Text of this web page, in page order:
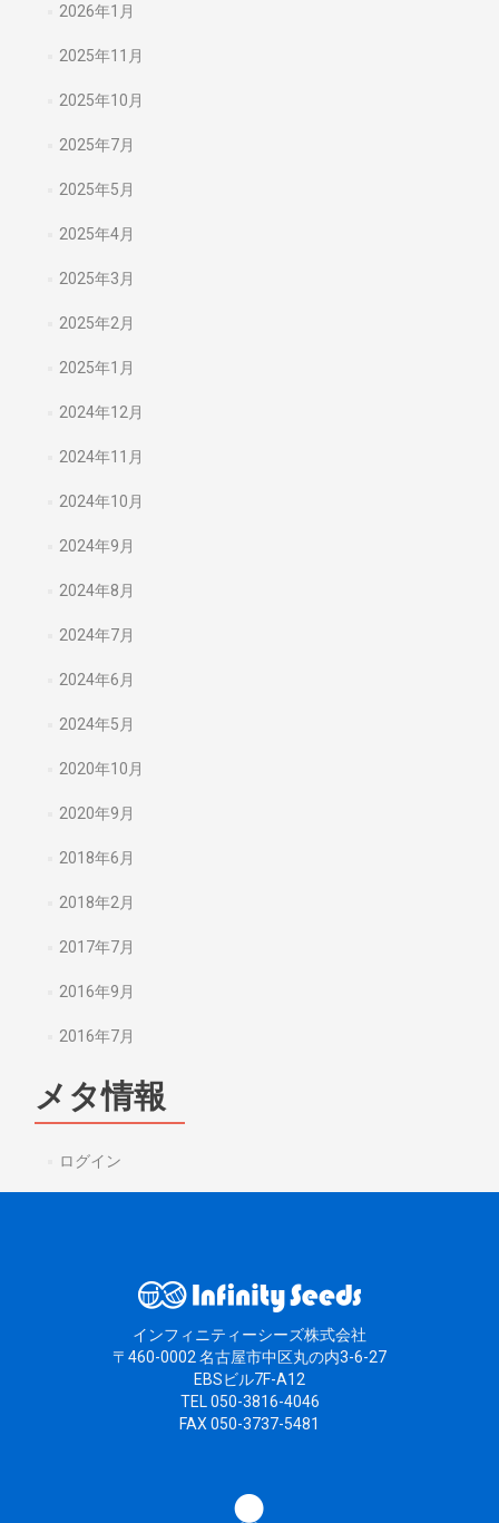
2026年1月
2025年11月
2025年10月
2025年7月
2025年5月
2025年4月
2025年3月
2025年2月
2025年1月
2024年12月
2024年11月
2024年10月
2024年9月
2024年8月
2024年7月
2024年6月
2024年5月
2020年10月
2020年9月
2018年6月
2018年2月
2017年7月
2016年9月
2016年7月
メタ情報
ログイン
インフィニティーシーズ株式会社
〒460-0002 名古屋市中区丸の内3-6-27
EBSビル7F-A12
TEL 050-3816-4046
FAX 050-3737-5481